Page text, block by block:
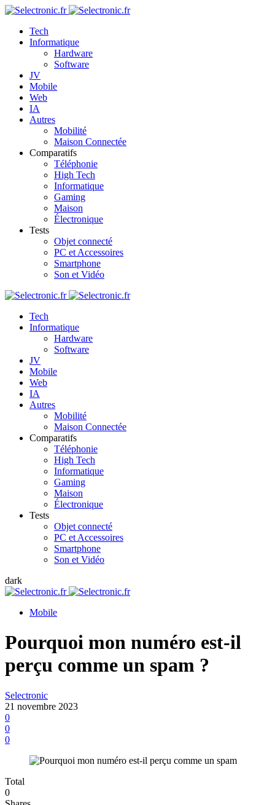
Tech
Informatique
Hardware
Software
JV
Mobile
Web
IA
Autres
Mobilité
Maison Connectée
Comparatifs
Téléphonie
High Tech
Informatique
Gaming
Maison
Électronique
Tests
Objet connecté
PC et Accessoires
Smartphone
Son et Vidéo
Tech
Informatique
Hardware
Software
JV
Mobile
Web
IA
Autres
Mobilité
Maison Connectée
Comparatifs
Téléphonie
High Tech
Informatique
Gaming
Maison
Électronique
Tests
Objet connecté
PC et Accessoires
Smartphone
Son et Vidéo
dark
Mobile
Pourquoi mon numéro est-il
perçu comme un spam ?
Selectronic
21 novembre 2023
0
0
0
Total
0